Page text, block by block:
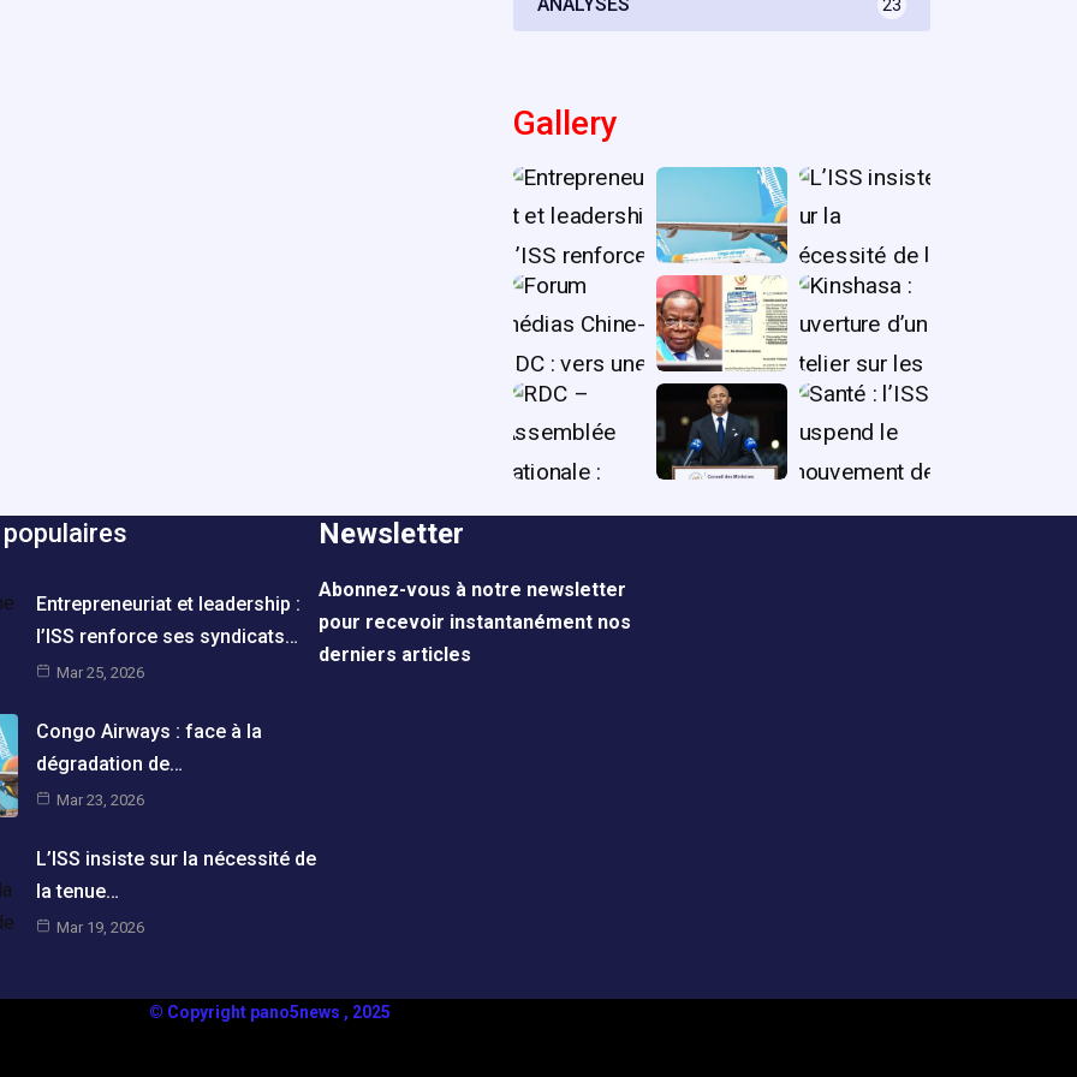
ANALYSES 23
Gallery
Entrepreneuriat et leadership :
l’ISS renforce ses syndicats…
Mar 25, 2026
Congo Airways : face à la
dégradation de…
Mar 23, 2026
L’ISS insiste sur la nécessité de
la tenue…
Mar 19, 2026
Newsletter
Abonnez-vous à notre newsletter
pour recevoir instantanément nos
derniers articles
© Copyright pano5news , 2025